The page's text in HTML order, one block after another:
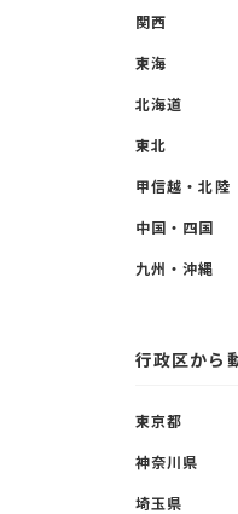
関西
東海
北海道
東北
甲信越・北陸
中国・四国
九州・沖縄
行政区から
東京都
神奈川県
埼玉県